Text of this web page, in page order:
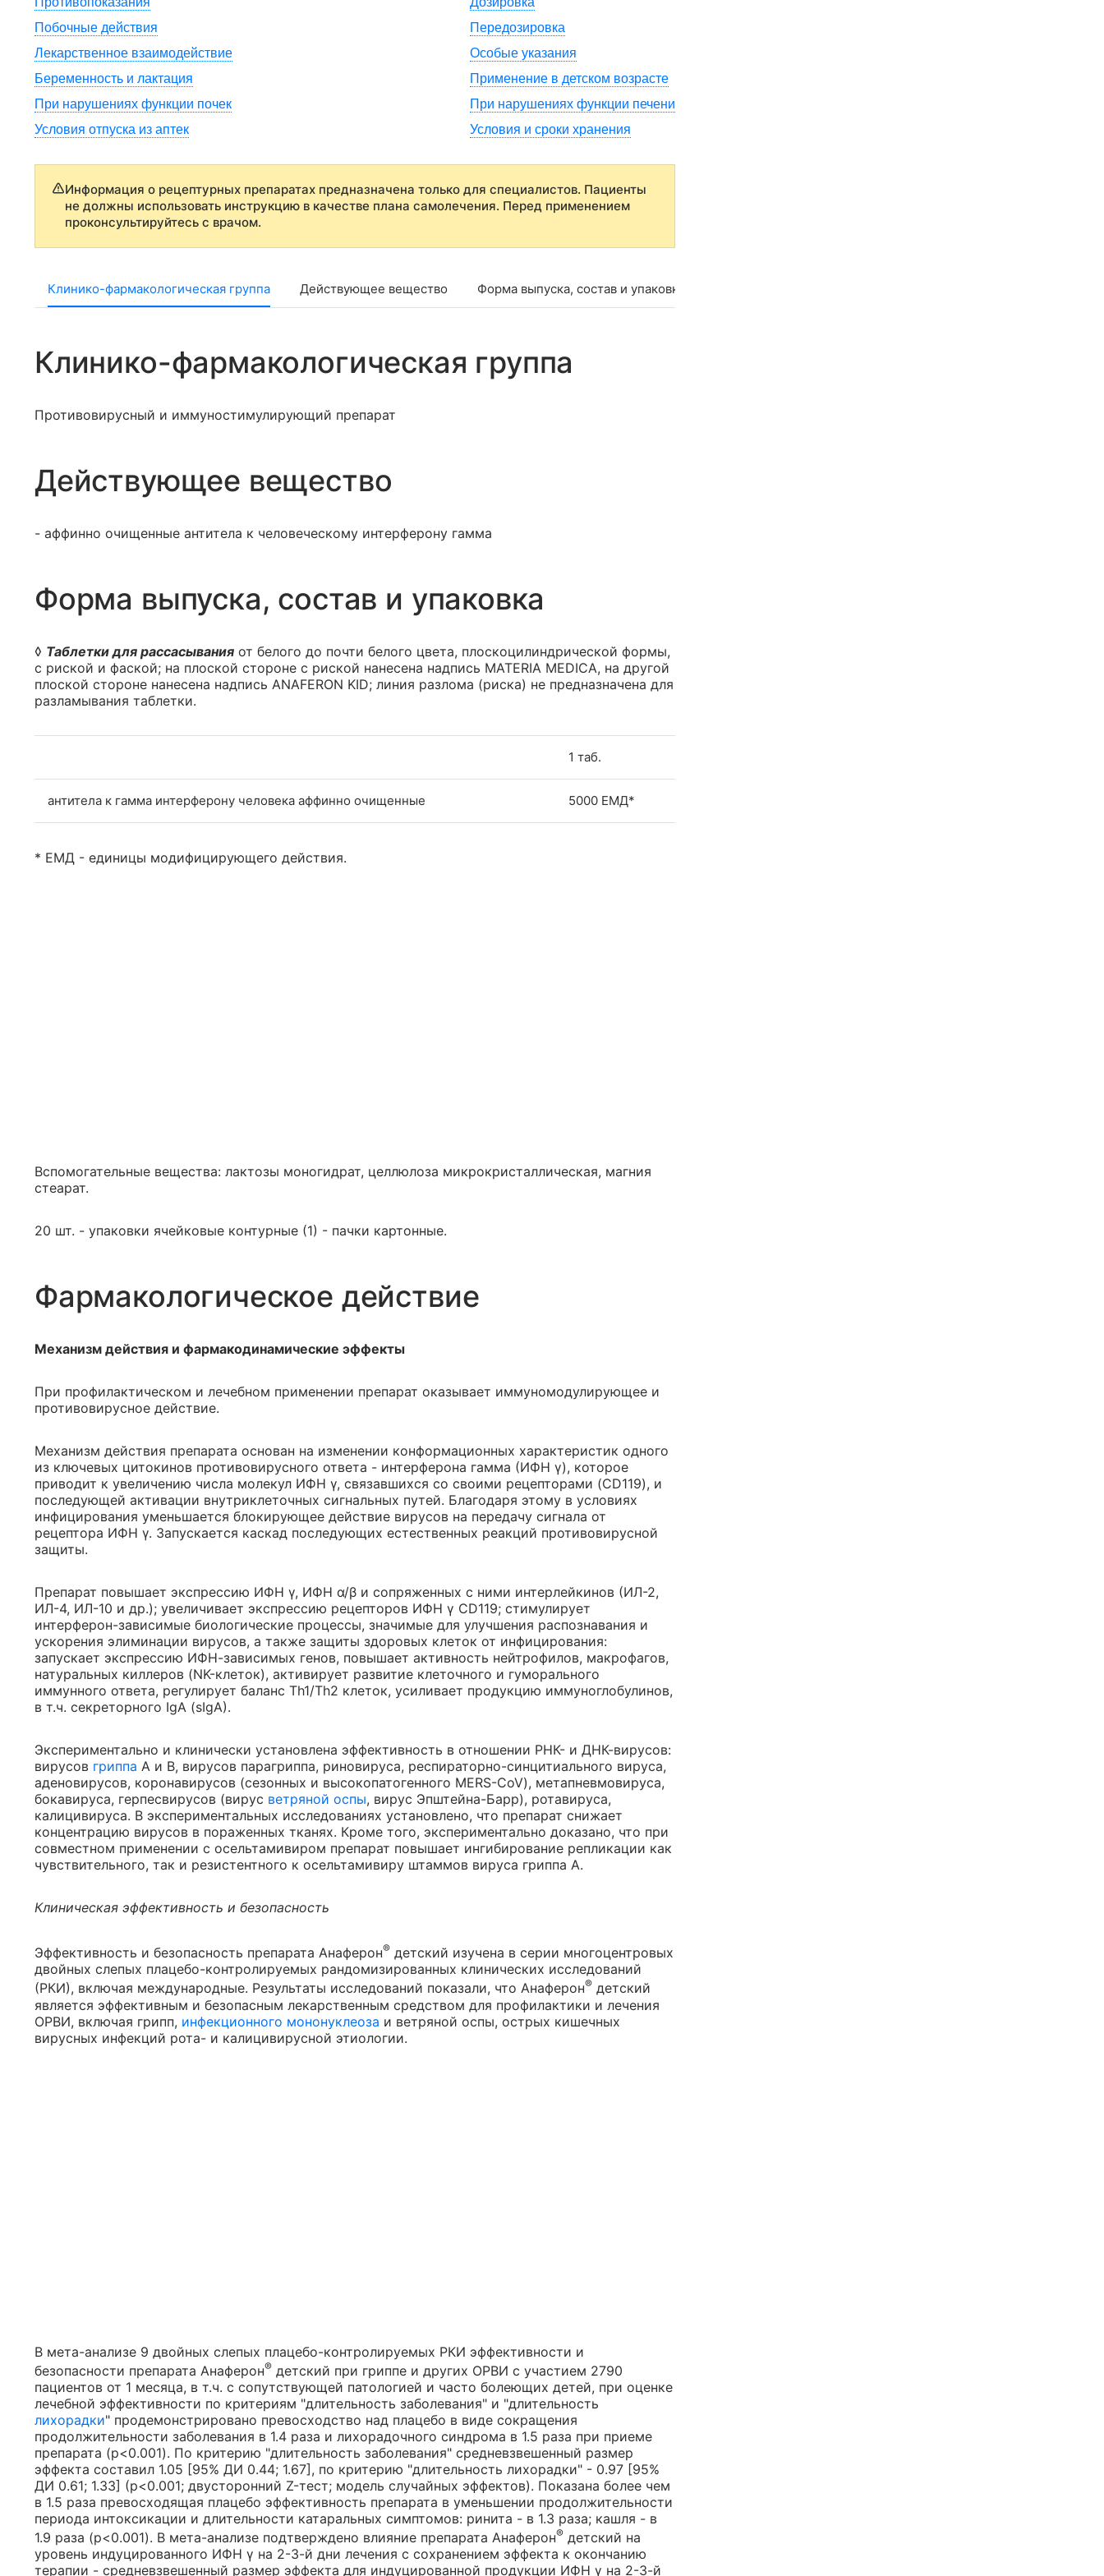
Побочные действия
Передозировка
Лекарственное взаимодействие
Особые указания
Беременность и лактация
Применение в детском возрасте
При нарушениях функции почек
При нарушениях функции печени
Условия отпуска из аптек
Условия и сроки хранения
Информация о рецептурных препаратах предназначена только для специалистов. Пациенты
не должны использовать инструкцию в качестве плана самолечения. Перед применением
проконсультируйтесь с врачом.
Клинико-фармакологическая группа Действующее вещество Форма выпуска, состав и упаковка
Клинико-фармакологическая группа
Противовирусный и иммуностимулирующий препарат
Действующее вещество
- аффинно очищенные антитела к человеческому интерферону гамма
Форма выпуска, состав и упаковка
◊ Таблетки для рассасывания от белого до почти белого цвета, плоскоцилиндрической формы,
с риской и фаской; на плоской стороне с риской нанесена надпись MATERIA MEDICA, на другой
плоской стороне нанесена надпись ANAFERON KID; линия разлома (риска) не предназначена для
разламывания таблетки.
1 таб.
антитела к гамма интерферону человека аффинно очищенные 5000 ЕМД*
* ЕМД - единицы модифицирующего действия.
Вспомогательные вещества: лактозы моногидрат, целлюлоза микрокристаллическая, магния
стеарат.
20 шт. - упаковки ячейковые контурные (1) - пачки картонные.
Фармакологическое действие
Механизм действия и фармакодинамические эффекты
При профилактическом и лечебном применении препарат оказывает иммуномодулирующее и
противовирусное действие.
Механизм действия препарата основан на изменении конформационных характеристик одного
из ключевых цитокинов противовирусного ответа - интерферона гамма (ИФН γ), которое
приводит к увеличению числа молекул ИФН γ, связавшихся со своими рецепторами (CD119), и
последующей активации внутриклеточных сигнальных путей. Благодаря этому в условиях
инфицирования уменьшается блокирующее действие вирусов на передачу сигнала от
рецептора ИФН γ. Запускается каскад последующих естественных реакций противовирусной
защиты.
Препарат повышает экспрессию ИФН γ, ИФН α/β и сопряженных с ними интерлейкинов (ИЛ-2,
ИЛ-4, ИЛ-10 и др.); увеличивает экспрессию рецепторов ИФН γ CD119; стимулирует
интерферон-зависимые биологические процессы, значимые для улучшения распознавания и
ускорения элиминации вирусов, а также защиты здоровых клеток от инфицирования:
запускает экспрессию ИФН-зависимых генов, повышает активность нейтрофилов, макрофагов,
натуральных киллеров (NK-клеток), активирует развитие клеточного и гуморального
иммунного ответа, регулирует баланс Th1/Th2 клеток, усиливает продукцию иммуноглобулинов,
в т.ч. секреторного IgA (sIgA).
Экспериментально и клинически установлена эффективность в отношении РНК- и ДНК-вирусов:
вирусов гриппа А и В, вирусов парагриппа, риновируса, респираторно-синцитиального вируса,
аденовирусов, коронавирусов (сезонных и высокопатогенного MERS-CoV), метапневмовируса,
бокавируса, герпесвирусов (вирус ветряной оспы, вирус Эпштейна-Барр), ротавируса,
калицивируса. В экспериментальных исследованиях установлено, что препарат снижает
концентрацию вирусов в пораженных тканях. Кроме того, экспериментально доказано, что при
совместном применении с осельтамивиром препарат повышает ингибирование репликации как
чувствительного, так и резистентного к осельтамивиру штаммов вируса гриппа А.
Клиническая эффективность и безопасность
Эффективность и безопасность препарата Анаферон® детский изучена в серии многоцентровых
двойных слепых плацебо-контролируемых рандомизированных клинических исследований
(РКИ), включая международные. Результаты исследований показали, что Анаферон® детский
является эффективным и безопасным лекарственным средством для профилактики и лечения
ОРВИ, включая грипп, инфекционного мононуклеоза и ветряной оспы, острых кишечных
вирусных инфекций рота- и калицивирусной этиологии.
В мета-анализе 9 двойных слепых плацебо-контролируемых РКИ эффективности и
безопасности препарата Анаферон® детский при гриппе и других ОРВИ с участием 2790
пациентов от 1 месяца, в т.ч. с сопутствующей патологией и часто болеющих детей, при оценке
лечебной эффективности по критериям "длительность заболевания" и "длительность
лихорадки" продемонстрировано превосходство над плацебо в виде сокращения
продолжительности заболевания в 1.4 раза и лихорадочного синдрома в 1.5 раза при приеме
препарата (p<0.001). По критерию "длительность заболевания" средневзвешенный размер
эффекта составил 1.05 [95% ДИ 0.44; 1.67], по критерию "длительность лихорадки" - 0.97 [95%
ДИ 0.61; 1.33] (p<0.001; двусторонний Z-тест; модель случайных эффектов). Показана более чем
в 1.5 раза превосходящая плацебо эффективность препарата в уменьшении продолжительности
периода интоксикации и длительности катаральных симптомов: ринита - в 1.3 раза; кашля - в
1.9 раза (p<0.001). В мета-анализе подтверждено влияние препарата Анаферон® детский на
уровень индуцированного ИФН γ на 2-3-й дни лечения с сохранением эффекта к окончанию
терапии - средневзвешенный размер эффекта для индуцированной продукции ИФН γ на 2-3-й